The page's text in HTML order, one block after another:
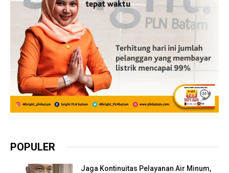
POPULER
Jaga Kontinuitas Pelayanan Air Minum,